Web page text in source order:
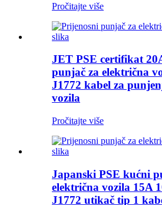
Pročitajte više
JET PSE certifikat
punjač za električna
J1772 kabel za
vozila
Pročitajte više
Japanski PSE kućni
električna vozila 15A
J1772 utikač tip 1